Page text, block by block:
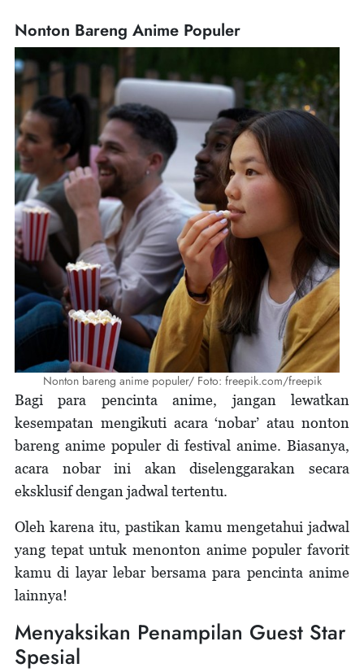
Nonton Bareng Anime Populer
Nonton bareng anime populer/ Foto: freepik.com/freepik
Bagi para pencinta anime, jangan lewatkan
kesempatan mengikuti acara ‘nobar’ atau nonton
bareng anime populer di festival anime. Biasanya,
acara nobar ini akan diselenggarakan secara
eksklusif dengan jadwal tertentu.
Oleh karena itu, pastikan kamu mengetahui jadwal
yang tepat untuk menonton anime populer favorit
kamu di layar lebar bersama para pencinta anime
lainnya!
Menyaksikan Penampilan Guest Star
Spesial